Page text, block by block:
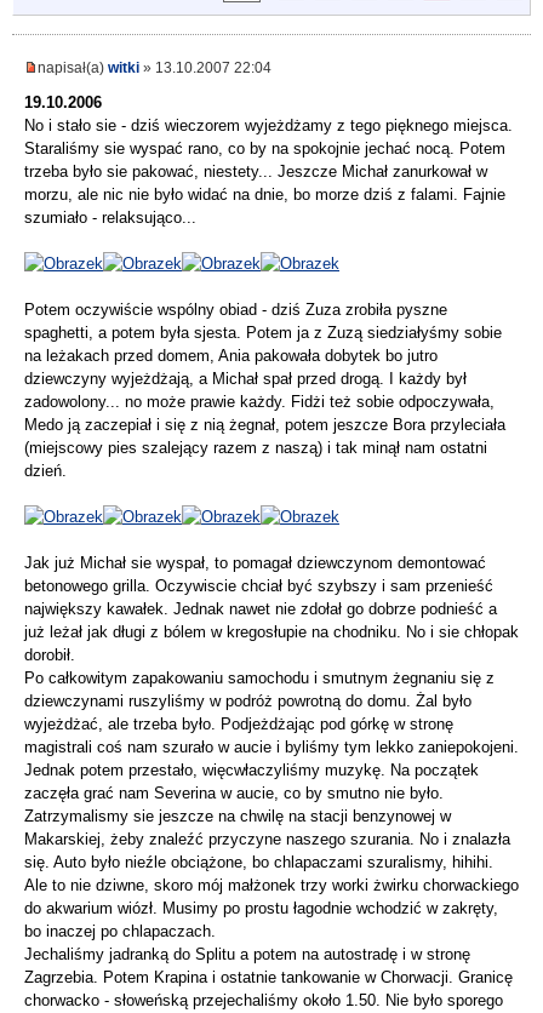
napisał(a) witki » 13.10.2007 22:04
19.10.2006
No i stało sie - dziś wieczorem wyjeżdżamy z tego pięknego miejsca.
Staraliśmy sie wyspać rano, co by na spokojnie jechać nocą. Potem
trzeba było sie pakować, niestety... Jeszcze Michał zanurkował w
morzu, ale nic nie było widać na dnie, bo morze dziś z falami. Fajnie
szumiało - relaksująco...
Potem oczywiście wspólny obiad - dziś Zuza zrobiła pyszne
spaghetti, a potem była sjesta. Potem ja z Zuzą siedziałyśmy sobie
na leżakach przed domem, Ania pakowała dobytek bo jutro
dziewczyny wyjeżdżają, a Michał spał przed drogą. I każdy był
zadowolony... no może prawie każdy. Fidżi też sobie odpoczywała,
Medo ją zaczepiał i się z nią żegnał, potem jeszcze Bora przyleciała
(miejscowy pies szalejący razem z naszą) i tak minął nam ostatni
dzień.
Jak już Michał sie wyspał, to pomagał dziewczynom demontować
betonowego grilla. Oczywiscie chciał być szybszy i sam przenieść
największy kawałek. Jednak nawet nie zdołał go dobrze podnieść a
już leżał jak długi z bólem w kregosłupie na chodniku. No i sie chłopak
dorobił.
Po całkowitym zapakowaniu samochodu i smutnym żegnaniu się z
dziewczynami ruszyliśmy w podróż powrotną do domu. Żal było
wyjeżdżać, ale trzeba było. Podjeżdżając pod górkę w stronę
magistrali coś nam szurało w aucie i byliśmy tym lekko zaniepokojeni.
Jednak potem przestało, więcwłaczyliśmy muzykę. Na początek
zaczęła grać nam Severina w aucie, co by smutno nie było.
Zatrzymalismy sie jeszcze na chwilę na stacji benzynowej w
Makarskiej, żeby znaleźć przyczyne naszego szurania. No i znalazła
się. Auto było nieźle obciążone, bo chlapaczami szuralismy, hihihi.
Ale to nie dziwne, skoro mój małżonek trzy worki żwirku chorwackiego
do akwarium wiózł. Musimy po prostu łagodnie wchodzić w zakręty,
bo inaczej po chlapaczach.
Jechaliśmy jadranką do Splitu a potem na autostradę i w stronę
Zagrzebia. Potem Krapina i ostatnie tankowanie w Chorwacji. Granicę
chorwacko - słoweńską przejechaliśmy około 1.50. Nie było sporego